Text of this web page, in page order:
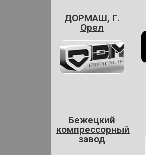
ДОРМАШ, Г.
Орел
Бежецкий
компрессорный
завод